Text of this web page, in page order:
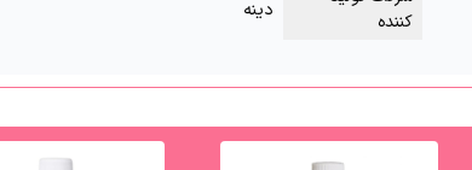
کننده
دینه